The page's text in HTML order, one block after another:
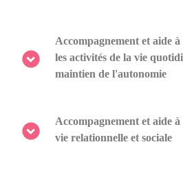
Elaboration et réalisation des
Produits alimentaires et
Entretien du cadre de vie.
Accompagnement et aide
les activités de la vie
maintien de l'autonomie
Prise en compte de l'état de la
Accompagnement et aide
vie relationnelle et sociale